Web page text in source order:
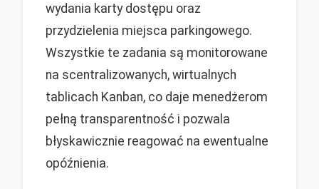
wydania karty dostępu oraz
przydzielenia miejsca parkingowego.
Wszystkie te zadania są monitorowane
na scentralizowanych, wirtualnych
tablicach Kanban, co daje menedżerom
pełną transparentność i pozwala
błyskawicznie reagować na ewentualne
opóźnienia.